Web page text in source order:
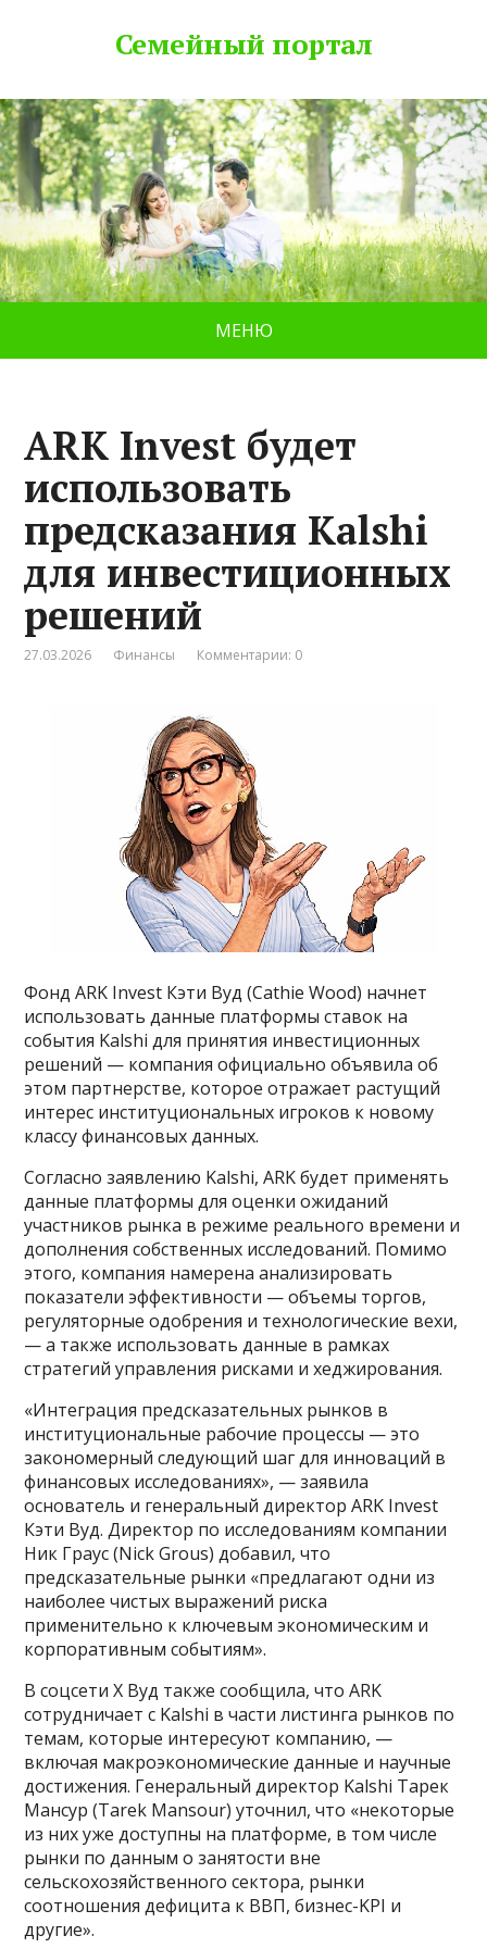
Семейный портал
МЕНЮ
ARK Invest будет
использовать
предсказания Kalshi
для инвестиционных
решений
27.03.2026 Финансы Комментарии: 0
Фонд ARK Invest Кэти Вуд (Cathie Wood) начнет
использовать данные платформы ставок на
события Kalshi для принятия инвестиционных
решений — компания официально объявила об
этом партнерстве, которое отражает растущий
интерес институциональных игроков к новому
классу финансовых данных.
Согласно заявлению Kalshi, ARK будет применять
данные платформы для оценки ожиданий
участников рынка в режиме реального времени и
дополнения собственных исследований. Помимо
этого, компания намерена анализировать
показатели эффективности — объемы торгов,
регуляторные одобрения и технологические вехи,
— а также использовать данные в рамках
стратегий управления рисками и хеджирования.
«Интеграция предсказательных рынков в
институциональные рабочие процессы — это
закономерный следующий шаг для инноваций в
финансовых исследованиях», — заявила
основатель и генеральный директор ARK Invest
Кэти Вуд. Директор по исследованиям компании
Ник Граус (Nick Grous) добавил, что
предсказательные рынки «предлагают одни из
наиболее чистых выражений риска
применительно к ключевым экономическим и
корпоративным событиям».
В соцсети X Вуд также сообщила, что ARK
сотрудничает с Kalshi в части листинга рынков по
темам, которые интересуют компанию, —
включая макроэкономические данные и научные
достижения. Генеральный директор Kalshi Тарек
Мансур (Tarek Mansour) уточнил, что «некоторые
из них уже доступны на платформе, в том числе
рынки по данным о занятости вне
сельскохозяйственного сектора, рынки
соотношения дефицита к ВВП, бизнес-KPI и
другие».